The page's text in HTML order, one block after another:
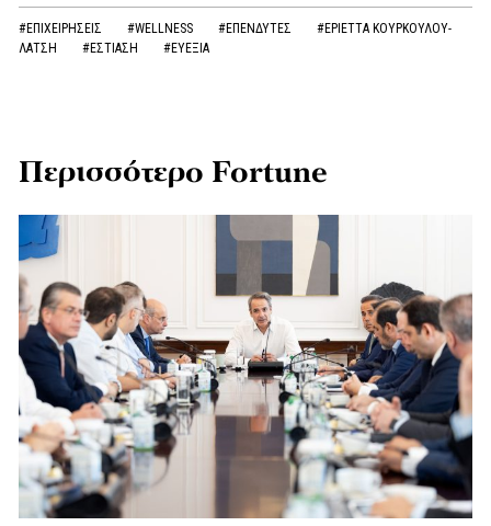
#ΕΠΙΧΕΙΡΗΣΕΙΣ #WELLNESS #ΕΠΕΝΔΥΤΕΣ
#ΕΡΙΕΤΤΑ ΚΟΥΡΚΟΥΛΟΥ-
ΛΑΤΣΗ
#ΕΣΤΙΑΣΗ #ΕΥΕΞΙΑ
Περισσότερο Fortune